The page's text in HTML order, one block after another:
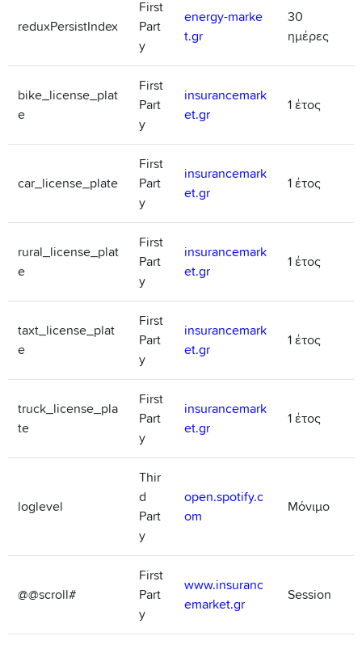
reduxPersistIndex
First
Part
y
energy-marke
t.gr
30
ημέρες
bike_license_plat
e
First
Part
y
insurancemark
et.gr
1 έτος
car_license_plate
First
Part
y
insurancemark
et.gr
1 έτος
rural_license_plat
e
First
Part
y
insurancemark
et.gr
1 έτος
taxt_license_plat
e
First
Part
y
insurancemark
et.gr
1 έτος
truck_license_pla
te
First
Part
y
insurancemark
et.gr
1 έτος
loglevel
Thir
d
Part
y
open.spotify.c
om
Μόνιμο
@@scroll#
First
Part
y
www.insuranc
emarket.gr
Session